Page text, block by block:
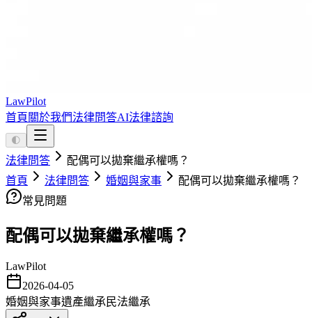
LawPilot
首頁 關於我們法律問答AI法律諮詢
🌓
法律問答
配偶可以拋棄繼承權嗎？
首頁
法律問答 婚姻與家事
配偶可以拋棄繼承權嗎？
常見問題
配偶可以拋棄繼承權嗎？
LawPilot
2026-04-05
婚姻與家事遺產繼承 民法繼承